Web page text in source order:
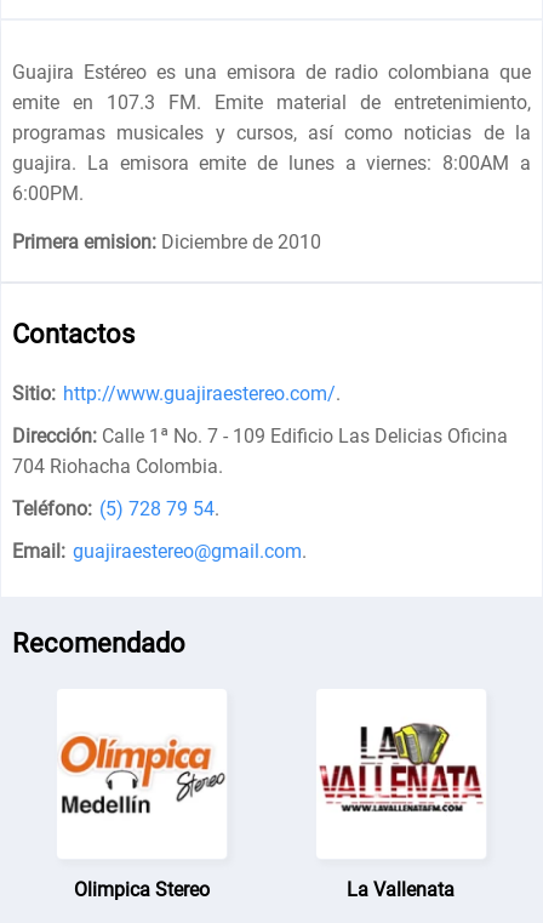
Guajira Estéreo es una emisora de radio colombiana que
emite en 107.3 FM. Emite material de entretenimiento,
programas musicales y cursos, así como noticias de la
guajira. La emisora emite de lunes a viernes: 8:00AM a
6:00PM.
Primera emision: Diciembre de 2010
Contactos
Sitio: http://www.guajiraestereo.com/.
Dirección: Calle 1ª No. 7 - 109 Edificio Las Delicias Oficina
704 Riohacha Colombia.
Teléfono: (5) 728 79 54.
Email: guajiraestereo@gmail.com.
Recomendado
Olimpica Stereo La Vallenata